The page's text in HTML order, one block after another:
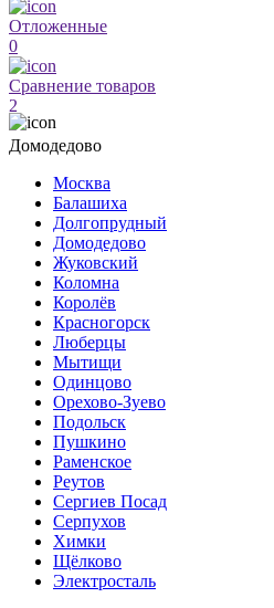
Отложенные
0
Сравнение товаров
2
Домодедово
Москва
Балашиха
Долгопрудный
Домодедово
Жуковский
Коломна
Королёв
Красногорск
Люберцы
Мытищи
Одинцово
Орехово-Зуево
Подольск
Пушкино
Раменское
Реутов
Сергиев Посад
Серпухов
Химки
Щёлково
Электросталь